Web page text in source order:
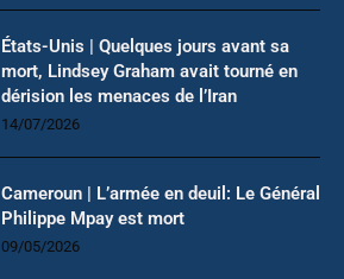
États-Unis | Quelques jours avant sa
mort, Lindsey Graham avait tourné en
dérision les menaces de l’Iran
14/07/2026
Cameroun | L’armée en deuil: Le Général
Philippe Mpay est mort
09/05/2026